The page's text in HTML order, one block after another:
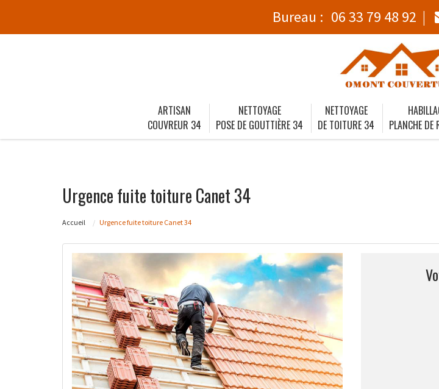
Bureau : 06 33 79 48 92
ARTISAN
COUVREUR 34
NETTOYAGE
POSE DE GOUTTIÈRE 34
NETTOYAGE
DE TOITURE 34
PLANCHE DE
Urgence fuite toiture Canet 34
Accueil Urgence fuite toiture Canet 34